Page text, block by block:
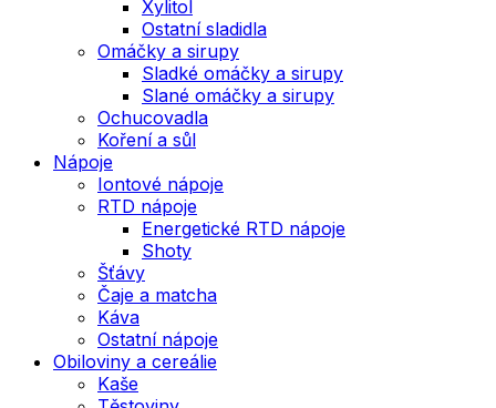
Xylitol
Ostatní sladidla
Omáčky a sirupy
Sladké omáčky a sirupy
Slané omáčky a sirupy
Ochucovadla
Koření a sůl
Nápoje
Iontové nápoje
RTD nápoje
Energetické RTD nápoje
Shoty
Šťávy
Čaje a matcha
Káva
Ostatní nápoje
Obiloviny a cereálie
Kaše